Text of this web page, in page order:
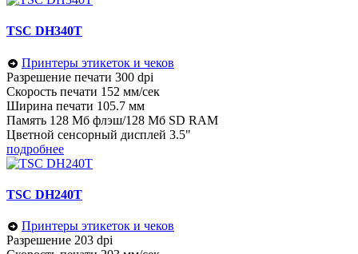
TSC DH340T
Принтеры этикеток и чеков
Разрешение печати 300 dpi
Скорость печати 152 мм/сек
Ширина печати 105.7 мм
Память 128 Мб флэш/128 Mб SD RAM
Цветной сенсорный дисплей 3.5"
подробнее
TSC DH240T
Принтеры этикеток и чеков
Разрешение 203 dpi